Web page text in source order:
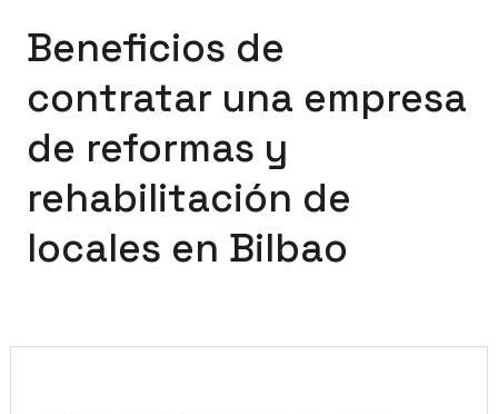
Beneficios de
contratar una empresa
de reformas y
rehabilitación de
locales en Bilbao